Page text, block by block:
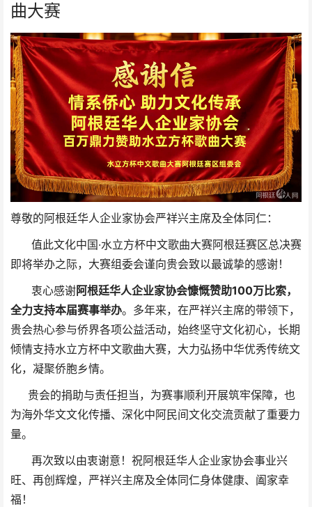
曲大赛
尊敬的阿根廷华人企业家协会严祥兴主席及全体同仁：
值此文化中国·水立方杯中文歌曲大赛阿根廷赛区总决赛
即将举办之际，大赛组委会谨向贵会致以最诚挚的感谢！
衷心感谢阿根廷华人企业家协会慷慨赞助100万比索，
全力支持本届赛事举办。多年来，在严祥兴主席的带领下，
贵会热心参与侨界各项公益活动，始终坚守文化初心，长期
倾情支持水立方杯中文歌曲大赛，大力弘扬中华优秀传统文
化，凝聚侨胞乡情。
贵会的捐助与责任担当，为赛事顺利开展筑牢保障，也
为海外华文文化传播、深化中阿民间文化交流贡献了重要力
量。
再次致以由衷谢意！祝阿根廷华人企业家协会事业兴
旺、再创辉煌，严祥兴主席及全体同仁身体健康、阖家幸
福！